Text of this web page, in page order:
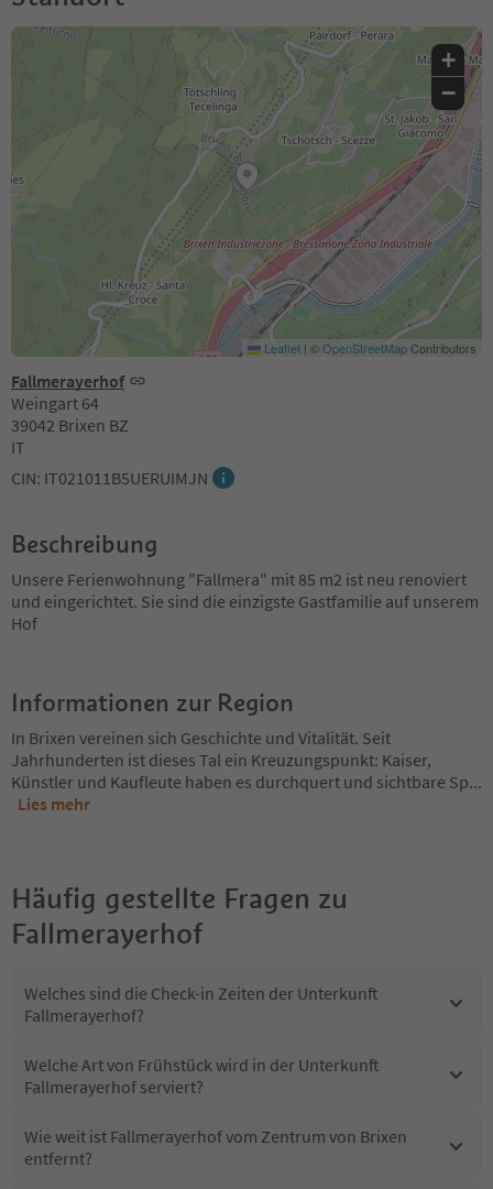
Fallmerayerhof
Weingart 64
39042 Brixen BZ
IT
CIN: IT021011B5UERUIMJN
+
−
Leaflet | ©OpenStreetMapContributors
Beschreibung
Unsere Ferienwohnung "Fallmera" mit 85 m2 ist neu renoviert
und eingerichtet. Sie sind die einzigste Gastfamilie auf unserem
Hof
Informationen zur Region
In Brixen vereinen sich Geschichte und Vitalität. Seit
Jahrhunderten ist dieses Tal ein Kreuzungspunkt: Kaiser,
Künstler und Kaufleute haben es durchquert und sichtbare Sp...
Lies mehr
Häufig gestellte Fragen zu
Fallmerayerhof
Welches sind die Check-in Zeiten der Unterkunft
Fallmerayerhof?
Welche Art von Frühstück wird in der Unterkunft
Fallmerayerhof serviert?
Wie weit ist Fallmerayerhof vom Zentrum von Brixen
entfernt?